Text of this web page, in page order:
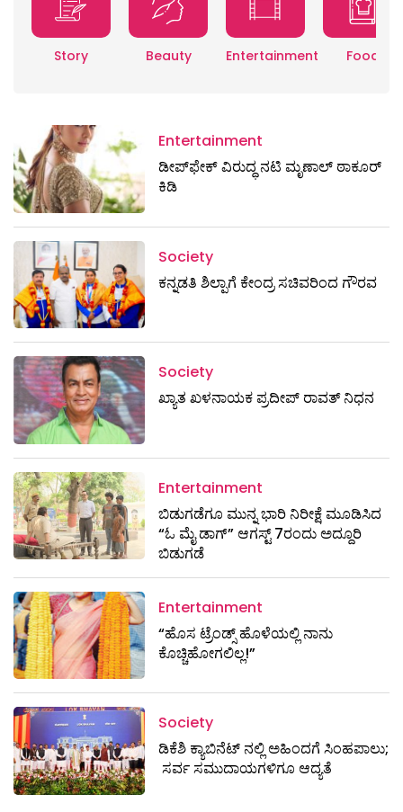
Story Beauty Entertainment Food
Entertainment
ಡೀಪ್‌ಫೇಕ್ ವಿರುದ್ಧ ನಟಿ ಮೃಣಾಲ್ ಠಾಕೂರ್
ಕಿಡಿ
Society
ಕನ್ನಡತಿ ಶಿಲ್ಪಾಗೆ ಕೇಂದ್ರ ಸಚಿವರಿಂದ ಗೌರವ
Society
ಖ್ಯಾತ ಖಳನಾಯಕ ಪ್ರದೀಪ್ ರಾವತ್‌ ನಿಧನ
Entertainment
ಬಿಡುಗಡೆಗೂ ಮುನ್ನ ಭಾರಿ ನಿರೀಕ್ಷೆ ಮೂಡಿಸಿದ
“ಓ ಮೈ ಡಾಗ್” ಆಗಸ್ಟ್ 7ರಂದು ಅದ್ದೂರಿ
ಬಿಡುಗಡೆ
Entertainment
“ಹೊಸ ಟ್ರೆಂಡ್ಸ್ ಹೊಳೆಯಲ್ಲಿ ನಾನು
ಕೊಚ್ಚಿಹೋಗಲಿಲ್ಲ!”
Society
ಡಿಕೆಶಿ ಕ್ಯಾಬಿನೆಟ್​​​ ನಲ್ಲಿ ಅಹಿಂದಗೆ ಸಿಂಹಪಾಲು;
ಸರ್ವ ಸಮುದಾಯಗಳಿಗೂ ಆದ್ಯತೆ